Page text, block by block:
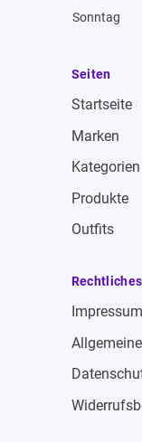
Sonntag
Seiten
Startseite
Marken
Kategorien
Produkte
Outfits
Rechtliches
Impressum